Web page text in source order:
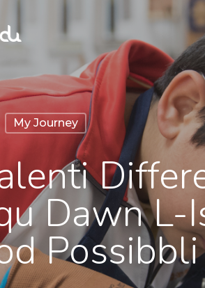
My Journey
Dawn L-
Possibbli